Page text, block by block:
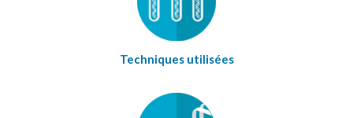
Techniques utilisées